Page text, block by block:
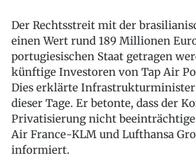
Der Rechtsstreit mit der
einen Wert rund 189 Millionen
portugiesischen Staat getragen
künftige Investoren von Tap Air
Dies erklärte
dieser Tage. Er betonte, dass der
Privatisierung nicht
Air France-KLM und Lufthansa
informiert.